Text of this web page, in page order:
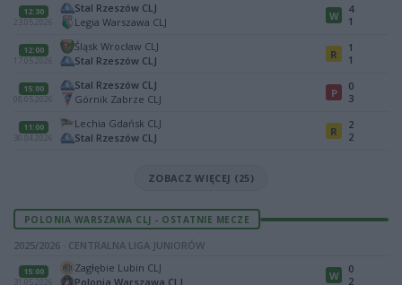
12:30
23.05.2026
Stal Rzeszów CLJ
Legia Warszawa CLJ
W
4
1
12:00
17.05.2026
Śląsk Wrocław CLJ
Stal Rzeszów CLJ
R
1
1
15:00
08.05.2026
Stal Rzeszów CLJ
Górnik Zabrze CLJ
P
0
3
11:00
30.04.2026
Lechia Gdańsk CLJ
Stal Rzeszów CLJ
R
2
2
ZOBACZ WIĘCEJ (25)
POLONIA WARSZAWA CLJ - OSTATNIE MECZE
2025/2026 · CENTRALNA LIGA JUNIORÓW
15:00
31.05.2026
Zagłębie Lubin CLJ
Polonia Warszawa CLJ
W
0
2